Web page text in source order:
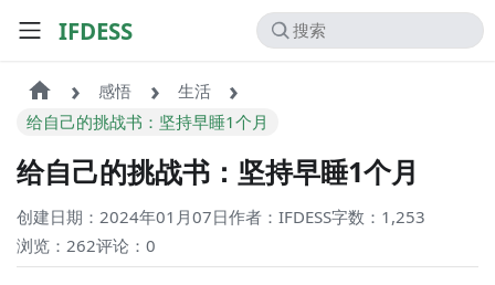
IFDESS
感悟
生活
给自己的挑战书：坚持早睡1个月
给自己的挑战书：坚持早睡1个月
创建日期：2024年01月07日作者：IFDESS字数：1,253
浏览：262评论：0